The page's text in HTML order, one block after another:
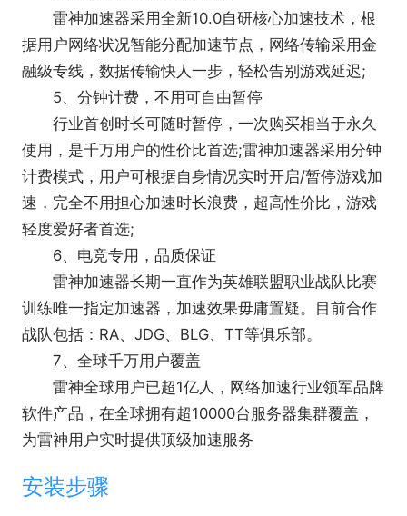
雷神加速器采用全新10.0自研核心加速技术，根
据用户网络状况智能分配加速节点，网络传输采用金
融级专线，数据传输快人一步，轻松告别游戏延迟;
5、分钟计费，不用可自由暂停
行业首创时长可随时暂停，一次购买相当于永久
使用，是千万用户的性价比首选;雷神加速器采用分钟
计费模式，用户可根据自身情况实时开启/暂停游戏加
速，完全不用担心加速时长浪费，超高性价比，游戏
轻度爱好者首选;
6、电竞专用，品质保证
雷神加速器长期一直作为英雄联盟职业战队比赛
训练唯一指定加速器，加速效果毋庸置疑。目前合作
战队包括：RA、JDG、BLG、TT等俱乐部。
7、全球千万用户覆盖
雷神全球用户已超1亿人，网络加速行业领军品牌
软件产品，在全球拥有超10000台服务器集群覆盖，
为雷神用户实时提供顶级加速服务
安装步骤